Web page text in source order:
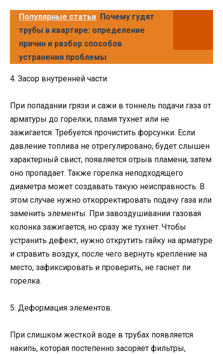
Популярные статьи Почему гудят
трубы в квартире: определение
причин и разбор способов
устранения проблемы
4. Засор внутренней части.
При попадании грязи и сажи в тоннель подачи газа от
арматуры до горелки, пламя тухнет или не
зажигается. Требуется прочистить форсунки. Если
давление топлива не отрегулировано, будет слышен
характерный свист, появляется отрыв пламени, затем
оно пропадает. Также горелка неподходящего
диаметра может создавать такую неисправность. В
этом случае нужно откорректировать подачу газа или
заменить элементы. При завоздушивании газовая
колонка зажигается, но сразу же тухнет. Чтобы
устранить дефект, нужно открутить гайку на арматуре
и стравить воздух, после чего вернуть крепление на
место, зафиксировать и проверить, не гаснет ли
горелка.
5. Деформация элементов.
При слишком жесткой воде в трубах появляется
накипь, которая постепенно засоряет фильтры,